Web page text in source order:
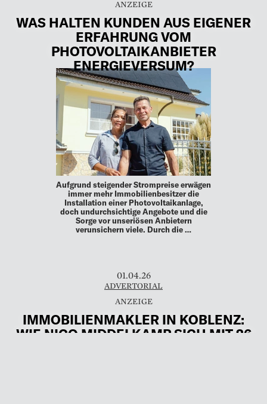
WAS HALTEN KUNDEN AUS EIGENER
ERFAHRUNG VOM
PHOTOVOLTAIKANBIETER
ENERGIEVERSUM?
Aufgrund steigender Strompreise erwägen
immer mehr Immobilienbesitzer die
Installation einer Photovoltaikanlage,
doch undurchsichtige Angebote und die
Sorge vor unseriösen Anbietern
verunsichern viele. Durch die …
01.04.26
ADVERTORIAL
IMMOBILIENMAKLER IN KOBLENZ:
WIE NICO MIDDELKAMP SICH MIT 26